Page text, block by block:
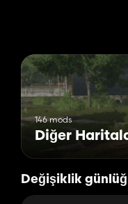
146 mods
Diğer
Değişiklik